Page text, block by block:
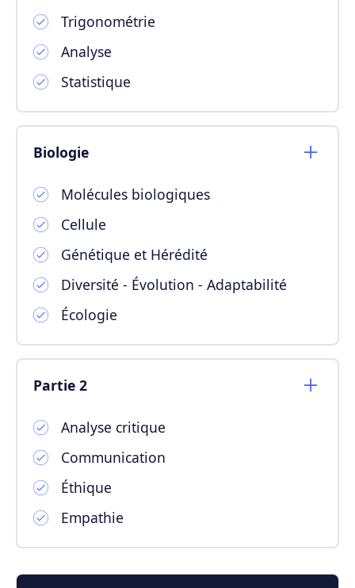
Trigonométrie
Analyse
Statistique
Biologie
Molécules biologiques
Cellule
Génétique et Hérédité
Diversité - Évolution - Adaptabilité
Écologie
Partie 2
Analyse critique
Communication
Éthique
Empathie